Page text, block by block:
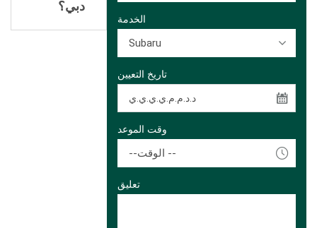
دبي؟
الخدمة
Subaru
تاريخ التعيين
وقت الموعد
--الوقت --
تعليق